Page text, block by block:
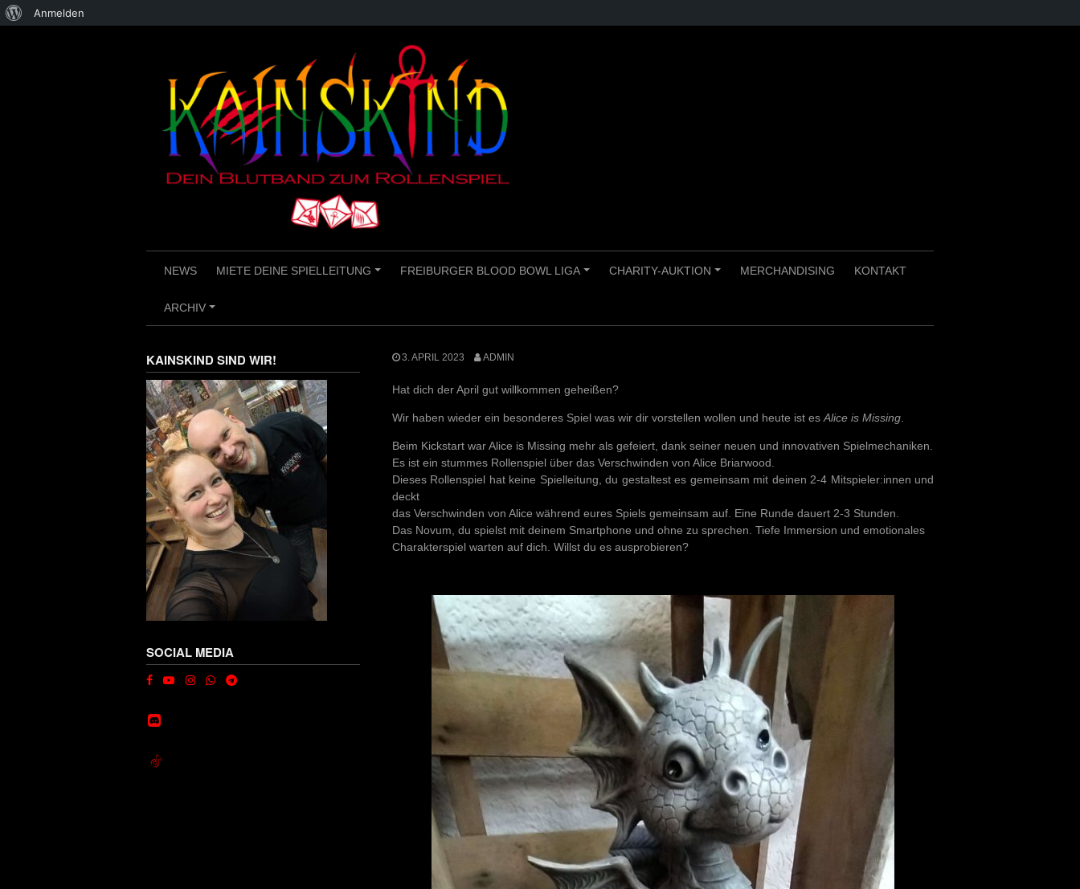
NEWS MIETE DEINE SPIELLEITUNG FREIBURGER BLOOD BOWL LIGA CHARITY-AUKTION MERCHANDISING KONTAKT
+
ARCHIV
3. APRIL 2023 ADMIN
Hat dich der April gut willkommen geheißen?
Wir haben wieder ein besonderes Spiel was wir dir vorstellen wollen und heute ist es Alice is Missing
Beim Kickstart war Alice is Missing mehr als gefeiert, dank seiner neuen und innovativen Spielmechaniken.
Es ist ein stummes Rollenspiel über das Verschwinden von Alice Briarwood.
Dieses Rollenspiel hat keine Spielleitung, du gestaltest es gemeinsam mit deinen 2-4 Mitspieler:innen und
deckt
das Verschwinden von Alice während eures Spiels gemeinsam auf. Eine Runde dauert 2-3 Stunden.
Das Novum, du spielst mit deinem Smartphone und ohne zu sprechen. Tiefe Immersion und emotionales
Charakterspiel warten auf dich. Willst du es ausprobieren?
KAINSKIND SIND WIR!
SOCIAL MEDIA
Über
Anmelden